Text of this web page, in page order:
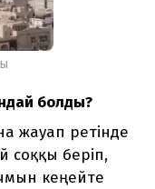
болды?
жауап ретінде
соққы беріп,
кеңейте